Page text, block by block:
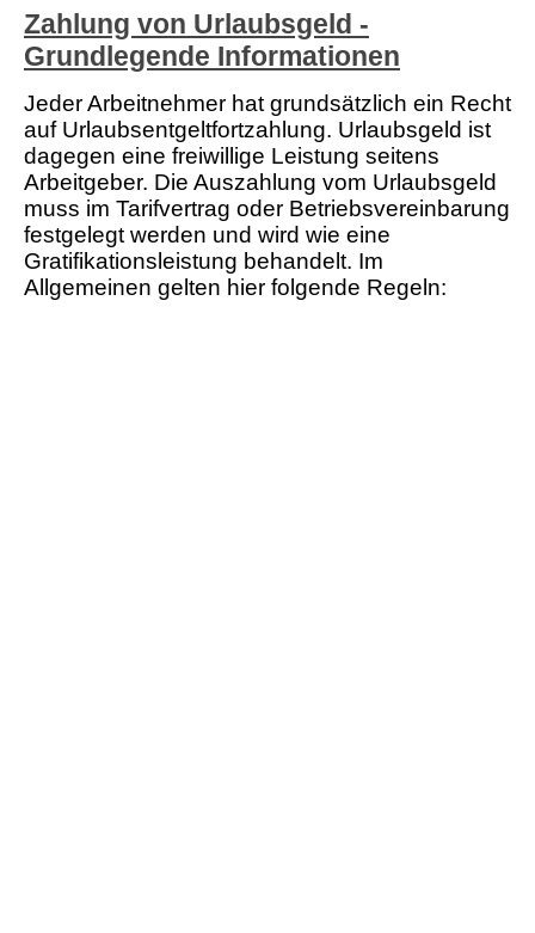
Zahlung von Urlaubsgeld -
Grundlegende Informationen
Jeder Arbeitnehmer hat grundsätzlich ein Recht
auf Urlaubsentgeltfortzahlung. Urlaubsgeld ist
dagegen eine freiwillige Leistung seitens
Arbeitgeber. Die Auszahlung vom Urlaubsgeld
muss im Tarifvertrag oder Betriebsvereinbarung
festgelegt werden und wird wie eine
Gratifikationsleistung behandelt. Im
Allgemeinen gelten hier folgende Regeln: